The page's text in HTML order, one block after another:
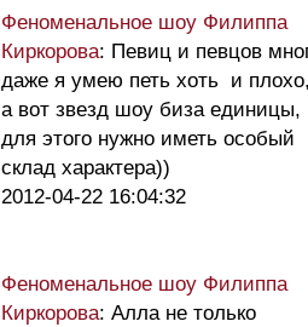
Феноменальное шоу Филиппа
Киркорова: Певиц и певцов
даже я умею петь хоть и
а вот звезд шоу биза единицы,
для этого нужно иметь особый
склад характера))
2012-04-22 16:04:32
Феноменальное шоу Филиппа
Киркорова: Алла не только